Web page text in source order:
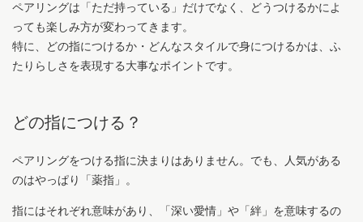
ペアリングは「ただ持っている」だけでなく、どうつけるかによ
っても楽しみ方が変わってきます。
特に、どの指につけるか・どんなスタイルで身につけるかは、ふ
たりらしさを表現する大事なポイントです。
どの指につける？
ペアリングをつける指に決まりはありません。でも、人気がある
のはやっぱり「薬指」。
指にはそれぞれ意味があり、「深い愛情」や「絆」を意味するの